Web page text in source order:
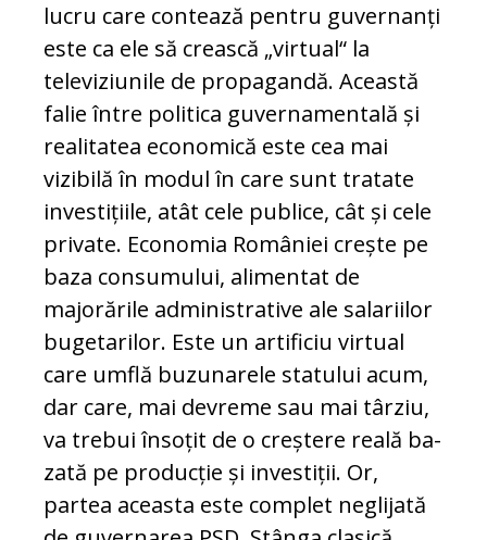
lucru care contează pentru gu­ver­nanți
este ca ele să crească „virtual“ la
televiziunile de propagandă. Această
falie între politica guver­na­men­tală și
realitatea economică este cea mai
vizibilă în mo­dul în care sunt tratate
in­vestițiile, atât cele publice, cât și cele
private. Eco­no­mia României crește pe
ba­za consumului, alimentat de
majorările ad­mi­nis­tra­tive ale salariilor
buge­ta­ri­lor. Este un ar­ti­ficiu virtual
care umflă buzunarele sta­tului acum,
dar care, mai devreme sau mai târ­ziu,
va trebui însoțit de o creștere reală ba­
zată pe producție și investiții. Or,
partea aceasta este complet neglijată